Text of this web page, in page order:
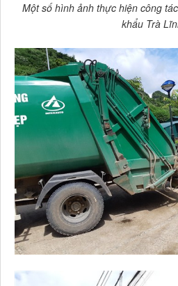
Một số hình ảnh thực hiện công
khẩu Trà